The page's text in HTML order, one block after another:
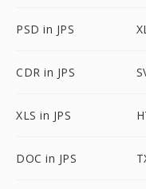
PSD in JPS
CDR in JPS
XLS in JPS
DOC in JPS